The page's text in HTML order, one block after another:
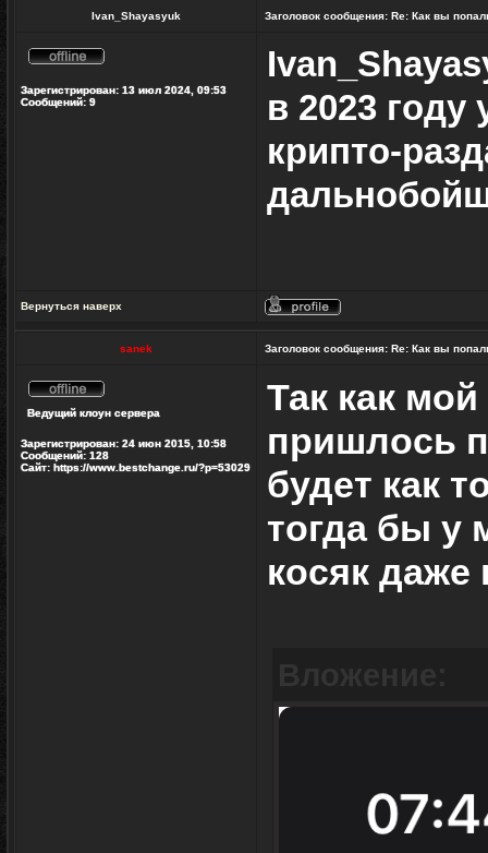
Ivan_Shayasyuk Заголовок сообщения: Re: Как вы
сети
Зарегистрирован: 13 июл 2024, 09:53
Сообщений: 9
в 2023 году
крипто-
Вернуться наверх
sanek Заголовок сообщения: Re: Как вы
в
Ведущий клоун сервера
Зарегистрирован: 24 июн 2015, 10:58
Сообщений: 128
Сайт: https://www.bestchange.ru/?p=53029
Так как
пришлось
будет как
тогда бы у
косяк даже